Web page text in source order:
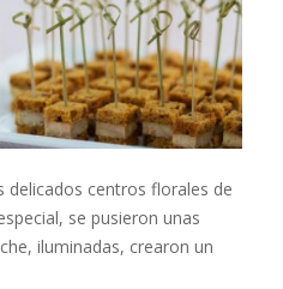
delicados centros florales de
se pusieron unas
iluminadas, crearon un